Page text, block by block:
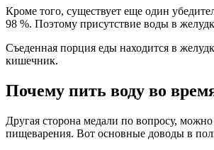
Кроме того, существует еще один
98 %. Поэтому присутствие воды в
Съеденная порция еды находится в
кишечник.
Почему пить воду во
Другая сторона медали по вопросу,
пищеварения. Вот основные доводы в